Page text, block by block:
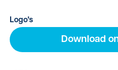
Logo's
Download